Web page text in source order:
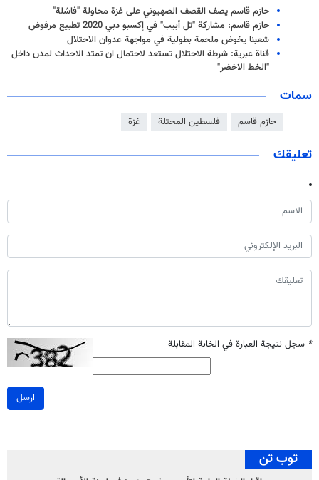
حازم قاسم يصف القصف الصهيوني على غزة محاولة "فاشلة"
حازم قاسم: مشاركة "تل أبيب" في إكسبو دبي 2020 تطبيع مرفوض
شعبنا يخوض ملحمة بطولية في مواجهة عدوان الاحتلال
قناة عبرية: شرطة الاحتلال تستعد لاحتمال ان تمتد الاحداث لمدن داخل
"الخط الاخضر"
سمات
حازم قاسم فلسطين المحتلة غزة
تعليقك
* سجل نتيجة العبارة في الخانة المقابلة
ارسل
توب تن